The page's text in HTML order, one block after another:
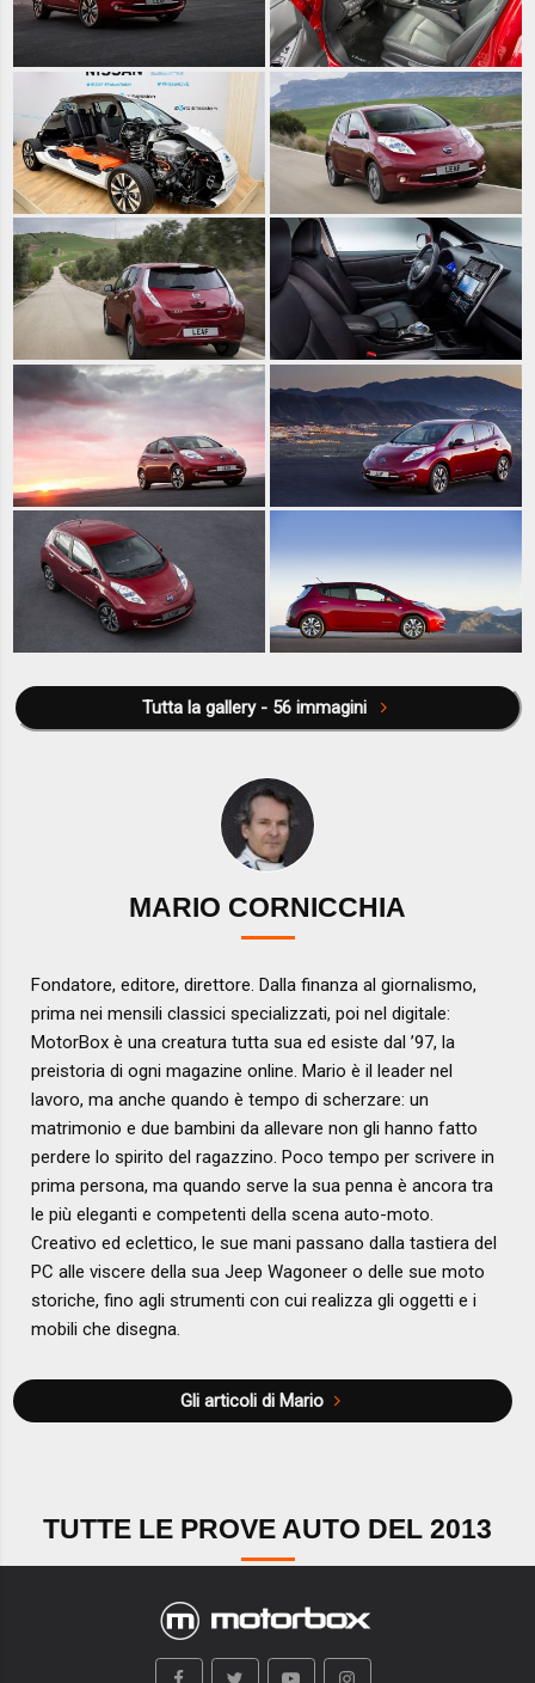
Tutta la gallery - 56 immagini
MARIO CORNICCHIA
Fondatore, editore, direttore. Dalla finanza al giornalismo,
prima nei mensili classici specializzati, poi nel digitale:
MotorBox è una creatura tutta sua ed esiste dal ’97, la
preistoria di ogni magazine online. Mario è il leader nel
lavoro, ma anche quando è tempo di scherzare: un
matrimonio e due bambini da allevare non gli hanno fatto
perdere lo spirito del ragazzino. Poco tempo per scrivere in
prima persona, ma quando serve la sua penna è ancora tra
le più eleganti e competenti della scena auto-moto.
Creativo ed eclettico, le sue mani passano dalla tastiera del
PC alle viscere della sua Jeep Wagoneer o delle sue moto
storiche, fino agli strumenti con cui realizza gli oggetti e i
mobili che disegna.
Gli articoli di Mario
TUTTE LE PROVE AUTO DEL 2013